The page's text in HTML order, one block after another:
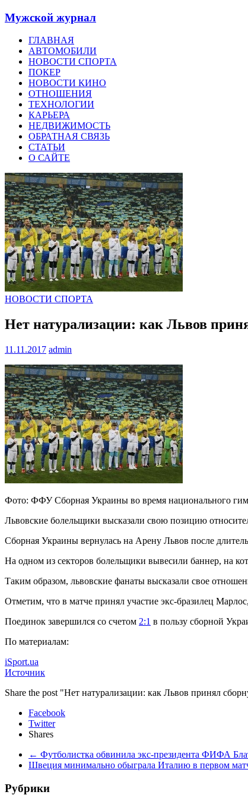
Мужской журнал
ГЛАВНАЯ
АВТОМОБИЛИ
НОВОСТИ СПОРТА
ПОКЕР
НОВОСТИ КИНО
ОТНОШЕНИЯ
ТЕХНОЛОГИИ
КАРЬЕРА
НЕДВИЖИМОСТЬ
ОБРАТНАЯ СВЯЗЬ
СТАТЬИ
О САЙТЕ
НОВОСТИ СПОРТА
Нет натурализации: как Львов
11.11.2017 admin
Фото: ФФУ Сборная Украины во время национального
Львовские болельщики высказали свою позицию
Сборная Украины вернулась на Арену Львов после
На одном из секторов болельщики вывесили баннер, на
Таким образом, львовские фанаты высказали свое
Отметим, что в матче принял участие экс-бразилец
Поединок завершился со счетом 2:1 в пользу сборной
По материалам:
iSport.ua
Источник
Share the post "Нет натурализации: как Львов принял
Facebook
Twitter
Shares
← Футболистка обвинила экс-президента ФИФА
Швеция минимально обыграла Италию в первом
Рубрики